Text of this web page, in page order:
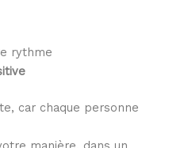
rythme
car chaque personne